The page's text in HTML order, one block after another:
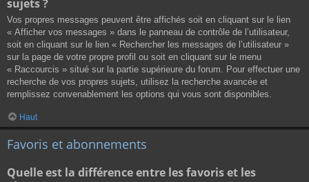
sujets ?
Vos propres messages peuvent être affichés soit en cliquant sur le lien
« Afficher vos messages » dans le panneau de contrôle de l’utilisateur,
soit en cliquant sur le lien « Rechercher les messages de l’utilisateur »
sur la page de votre propre profil ou soit en cliquant sur le menu
« Raccourcis » situé sur la partie supérieure du forum. Pour effectuer une
recherche de vos propres sujets, utilisez la recherche avancée et
remplissez convenablement les options qui vous sont disponibles.
Haut
Favoris et abonnements
Quelle est la différence entre les favoris et les